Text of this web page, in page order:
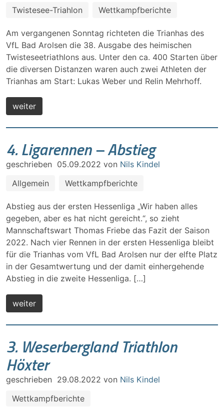
Twistesee-Triahlon
Wettkampfberichte
Am vergangenen Sonntag richteten die Trianhas des
VfL Bad Arolsen die 38. Ausgabe des heimischen
Twisteseetriathlons aus. Unter den ca. 400 Starten über
die diversen Distanzen waren auch zwei Athleten der
Trianhas am Start: Lukas Weber und Relin Mehrhoff.
weiter
4. Ligarennen – Abstieg
geschrieben 05.09.2022 von Nils Kindel
Allgemein
Wettkampfberichte
Abstieg aus der ersten Hessenliga „Wir haben alles
gegeben, aber es hat nicht gereicht.“, so zieht
Mannschaftswart Thomas Friebe das Fazit der Saison
2022. Nach vier Rennen in der ersten Hessenliga bleibt
für die Trianhas vom VfL Bad Arolsen nur der elfte Platz
in der Gesamtwertung und der damit einhergehende
Abstieg in die zweite Hessenliga. […]
weiter
3. Weserbergland Triathlon
Höxter
geschrieben 29.08.2022 von Nils Kindel
Wettkampfberichte